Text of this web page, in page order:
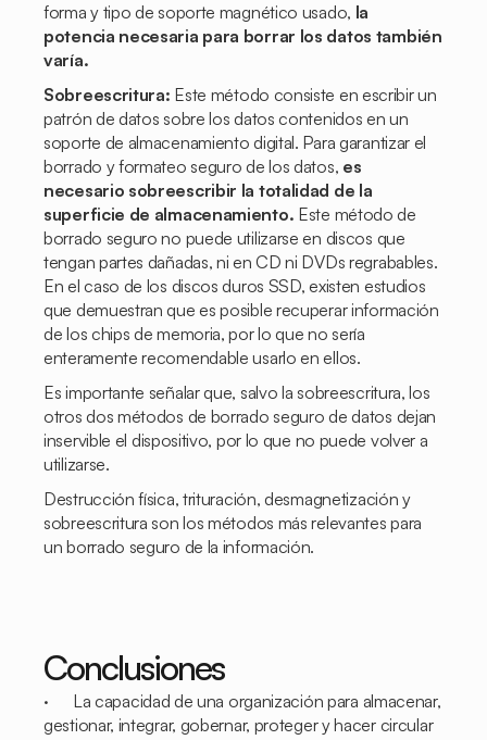
forma y tipo de soporte magnético usado, la
potencia necesaria para borrar los datos también
varía.
Sobreescritura: Este método consiste en escribir un
patrón de datos sobre los datos contenidos en un
soporte de almacenamiento digital. Para garantizar el
borrado y formateo seguro de los datos, es
necesario sobreescribir la totalidad de la
superficie de almacenamiento. Este método de
borrado seguro no puede utilizarse en discos que
tengan partes dañadas, ni en CD ni DVDs regrabables.
En el caso de los discos duros SSD, existen estudios
que demuestran que es posible recuperar información
de los chips de memoria, por lo que no sería
enteramente recomendable usarlo en ellos.
Es importante señalar que, salvo la sobreescritura, los
otros dos métodos de borrado seguro de datos dejan
inservible el dispositivo, por lo que no puede volver a
utilizarse.
Destrucción física, trituración, desmagnetización y
sobreescritura son los métodos más relevantes para
un borrado seguro de la información.
Conclusiones
· La capacidad de una organización para almacenar,
gestionar, integrar, gobernar, proteger y hacer circular